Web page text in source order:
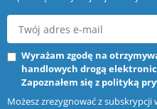
Wyrażam zgodę na
handlowych drogą
Zapoznałem się z polityką
Możesz zrezygnować z subskrypcji